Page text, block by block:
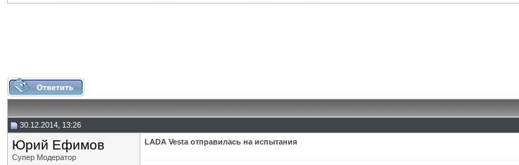
30.12.2014, 13:26
Юрий Ефимов
Супер Модератор
LADA Vesta отправилась на испытания